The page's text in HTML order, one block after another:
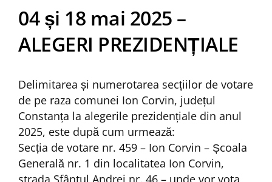
04 și 18 mai 2025 –
ALEGERI PREZIDENȚIALE
Delimitarea și numerotarea secțiilor de votare
de pe raza comunei Ion Corvin, județul
Constanța la alegerile prezidențiale din anul
2025, este după cum urmează:
Secția de votare nr. 459 – Ion Corvin – Școala
Generală nr. 1 din localitatea Ion Corvin,
strada Sfântul Andrei nr. 46 – unde vor vota